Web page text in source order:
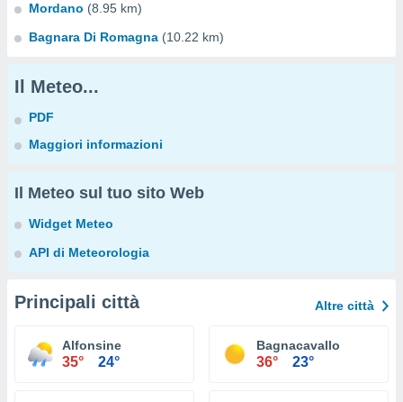
Mordano (8.95 km)
Bagnara Di Romagna (10.22 km)
Il Meteo...
PDF
Maggiori informazioni
Il Meteo sul tuo sito Web
Widget Meteo
API di Meteorologia
Principali città Altre città
Alfonsine
35° 24°
Bagnacavallo
36° 23°